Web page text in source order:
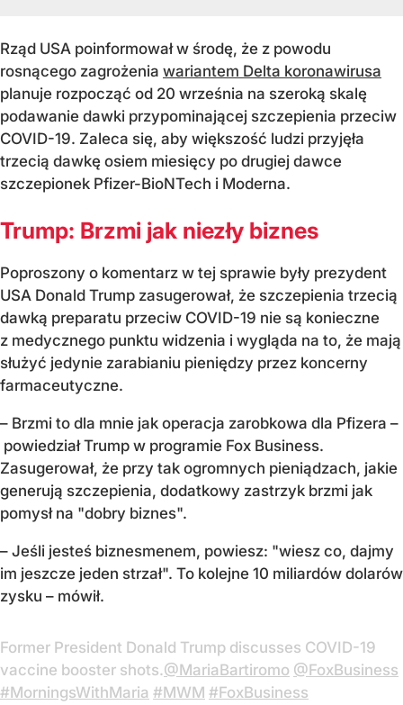
Rząd USA poinformował w środę, że z powodu
rosnącego zagrożenia wariantem Delta koronawirusa
planuje rozpocząć od 20 września na szeroką skalę
podawanie dawki przypominającej szczepienia przeciw
COVID-19. Zaleca się, aby większość ludzi przyjęła
trzecią dawkę osiem miesięcy po drugiej dawce
szczepionek Pfizer-BioNTech i Moderna.
Trump: Brzmi jak niezły biznes
Poproszony o komentarz w tej sprawie były prezydent
USA Donald Trump zasugerował, że szczepienia trzecią
dawką preparatu przeciw COVID-19 nie są konieczne
z medycznego punktu widzenia i wygląda na to, że mają
służyć jedynie zarabianiu pieniędzy przez koncerny
farmaceutyczne.
– Brzmi to dla mnie jak operacja zarobkowa dla Pfizera –
powiedział Trump w programie Fox Business.
Zasugerował, że przy tak ogromnych pieniądzach, jakie
generują szczepienia, dodatkowy zastrzyk brzmi jak
pomysł na "dobry biznes".
– Jeśli jesteś biznesmenem, powiesz: "wiesz co, dajmy
im jeszcze jeden strzał". To kolejne 10 miliardów dolarów
zysku – mówił.
Former President Donald Trump discusses COVID-19
vaccine booster shots.@MariaBartiromo @FoxBusiness
#MorningsWithMaria #MWM #FoxBusiness